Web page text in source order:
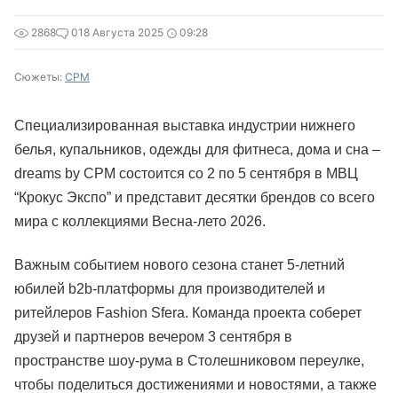
2868 018 Августа 2025 09:28
Сюжеты: CPM
Специализированная выставка индустрии нижнего
белья, купальников, одежды для фитнеса, дома и сна –
dreams by CPM состоится со 2 по 5 сентября в МВЦ
“Крокус Экспо” и представит десятки брендов со всего
мира с коллекциями Весна-лето 2026.
Важным событием нового сезона станет 5-летний
юбилей b2b-платформы для производителей и
ритейлеров Fashion Sfera. Команда проекта соберет
друзей и партнеров вечером 3 сентября в
пространстве шоу-рума в Столешниковом переулке,
чтобы поделиться достижениями и новостями, а также